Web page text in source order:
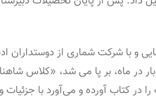
خانم سرور کسمایی و با شرکت شماری
تشکیل شد. این جلسات که، از ژوئن ۲۰۰۲ تا
کتاب آورده و می‌آورد با